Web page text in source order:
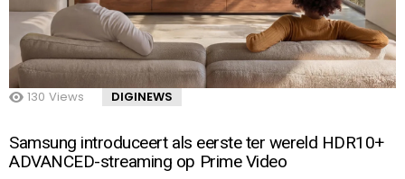
130 Views DIGINEWS
Samsung introduceert als eerste ter wereld HDR10+
ADVANCED-streaming op Prime Video